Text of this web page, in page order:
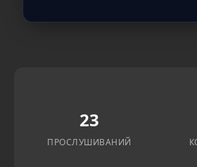
23
ПРОСЛУШИВАНИЙ